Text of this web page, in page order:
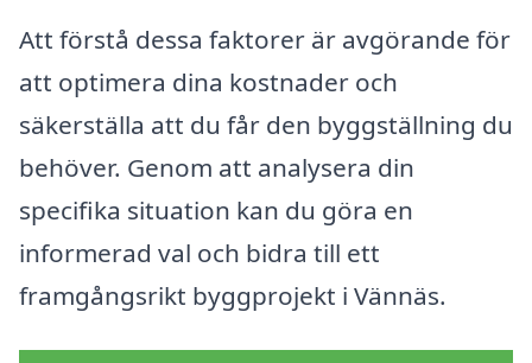
Att förstå dessa faktorer är avgörande för
att optimera dina kostnader och
säkerställa att du får den byggställning du
behöver. Genom att analysera din
specifika situation kan du göra en
informerad val och bidra till ett
framgångsrikt byggprojekt i Vännäs.